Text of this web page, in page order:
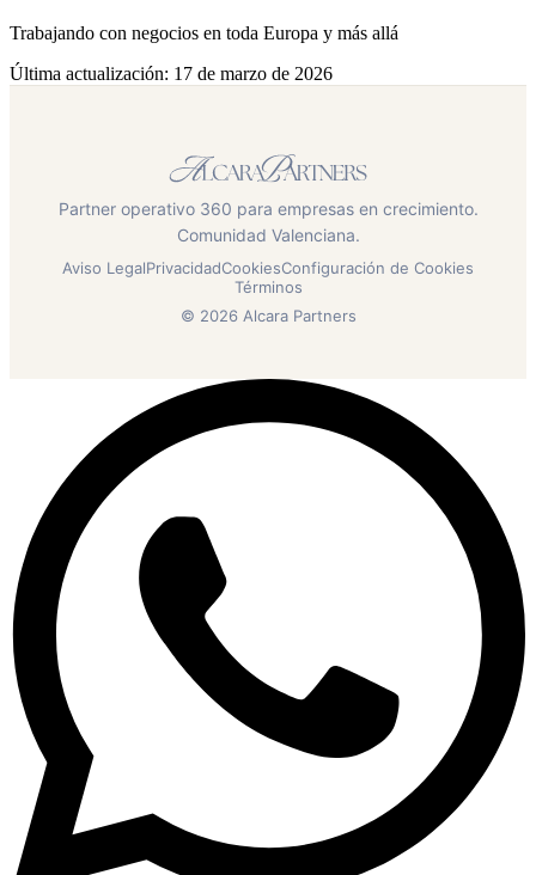
Trabajando con negocios en toda Europa y más allá
Última actualización: 17 de marzo de 2026
Partner operativo 360 para empresas en crecimiento.
Comunidad Valenciana.
Aviso LegalPrivacidadCookiesConfiguración de Cookies
Términos
© 2026 Alcara Partners